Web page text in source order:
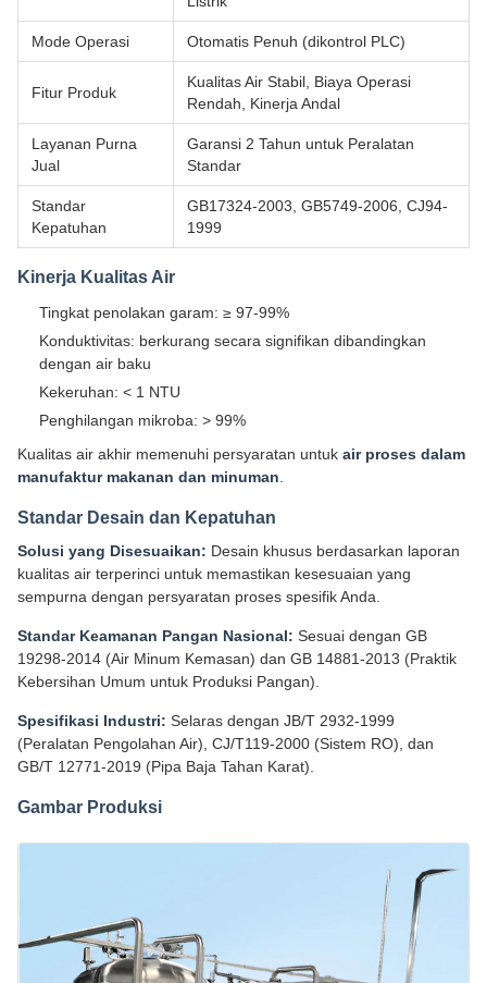
Mode Operasi Otomatis Penuh (dikontrol PLC)
Fitur Produk
Kualitas Air Stabil, Biaya Operasi
Rendah, Kinerja Andal
Layanan Purna
Jual
Garansi 2 Tahun untuk Peralatan
Standar
Standar
Kepatuhan
GB17324-2003, GB5749-2006, CJ94-
1999
Kinerja Kualitas Air
Tingkat penolakan garam: ≥ 97-99%
Konduktivitas: berkurang secara signifikan dibandingkan
dengan air baku
Kekeruhan: < 1 NTU
Penghilangan mikroba: > 99%
Kualitas air akhir memenuhi persyaratan untuk air proses dalam
manufaktur makanan dan minuman
Standar Desain dan Kepatuhan
Solusi yang Disesuaikan: Desain khusus berdasarkan laporan
kualitas air terperinci untuk memastikan kesesuaian yang
sempurna dengan persyaratan proses spesifik Anda.
Standar Keamanan Pangan Nasional: Sesuai dengan GB
19298-2014 (Air Minum Kemasan) dan GB 14881-2013 (Praktik
Kebersihan Umum untuk Produksi Pangan).
Spesifikasi Industri: Selaras dengan JB/T 2932-1999
(Peralatan Pengolahan Air), CJ/T119-2000 (Sistem RO), dan
GB/T 12771-2019 (Pipa Baja Tahan Karat).
Gambar Produksi